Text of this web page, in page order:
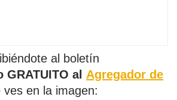
al boletín
GRATUITO al Agregador de
ves en la imagen: